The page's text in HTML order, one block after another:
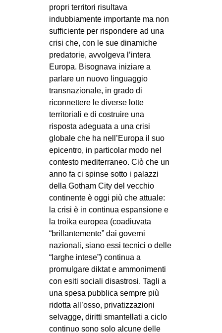
REPRESSIONE
STUDENTI
CULTURE
ARTE
CINEMA
MANIFESTI
MUSICA
RECENSIONI
INTERNAZIONALE
AFRICA
AMERICHE
ESTREMO ORIENTE
EUROPA
MEDIO ORIENTE
MONDO
EVENTI
in
Fb
propri territori risultava
indubbiamente importante ma non
sufficiente per rispondere ad una
crisi che, con le sue dinamiche
predatorie, avvolgeva l’intera
Europa. Bisognava iniziare a
parlare un nuovo linguaggio
transnazionale, in grado di
riconnettere le diverse lotte
territoriali e di costruire una
risposta adeguata a una crisi
globale che ha nell’Europa il suo
epicentro, in particolar modo nel
contesto mediterraneo. Ciò che un
anno fa ci spinse sotto i palazzi
della Gotham City del vecchio
continente è oggi più che attuale:
la crisi è in continua espansione e
la troika europea (coadiuvata
“brillantemente” dai governi
nazionali, siano essi tecnici o delle
“larghe intese”) continua a
promulgare diktat e ammonimenti
con esiti sociali disastrosi. Tagli a
una spesa pubblica sempre più
ridotta all’osso, privatizzazioni
selvagge, diritti smantellati a ciclo
continuo sono solo alcune delle